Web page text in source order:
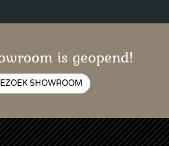
is geopend!
SHOWROOM